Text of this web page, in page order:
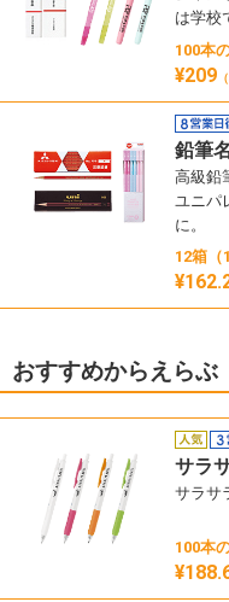
は学校
100本
¥209
鉛筆
高級鉛
ユニパ
に。
12箱（
おすすめからえらぶ
サラ
サラサ
100本